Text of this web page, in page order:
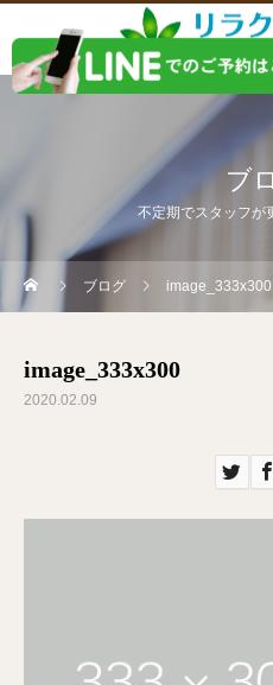
ブ
不定期でスタッフが
ブログ image_333x300
image_333x300
2020.02.09